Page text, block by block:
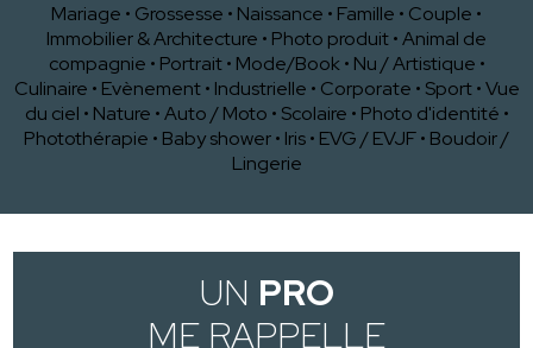
Mariage • Grossesse • Naissance • Famille • Couple •
Immobilier & Architecture • Photo produit•Animal de
compagnie • Portrait • Mode/Book • Nu / Artistique •
Culinaire • Evènement • Industrielle • Corporate • Sport •Vue
du ciel • Nature •Auto / Moto • Scolaire • Photo d'identité •
Photothérapie • Baby shower• Iris• EVG / EVJF• Boudoir /
Lingerie
UN PRO
ME RAPPELLE